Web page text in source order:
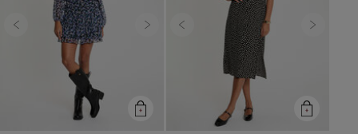
Previous Next Previous Next